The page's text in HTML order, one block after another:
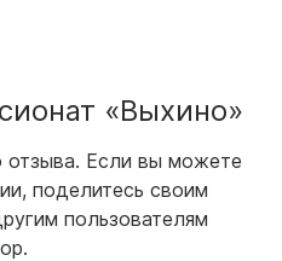
«Выхино»
Если вы можете
поделитесь своим
пользователям